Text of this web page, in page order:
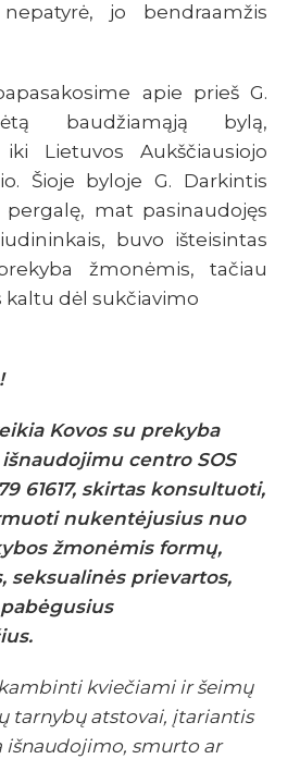
jo bendraamžis
apie prieš G.
baudžiamąją bylą,
Lietuvos Aukščiausiojo
Šioje byloje G. Darkintis
pergalę, mat pasinaudojęs
buvo išteisintas
žmonėmis, tačiau
kaltu dėl sukčiavimo
Kovos su prekyba
centro SOS
61617, skirtas konsultuoti,
nukentėjusius nuo
žmonėmis formų,
seksualinės prievartos,
pabėgusius
kviečiami ir šeimų
tarnybų atstovai, įtariantis
išnaudojimo, smurto ar